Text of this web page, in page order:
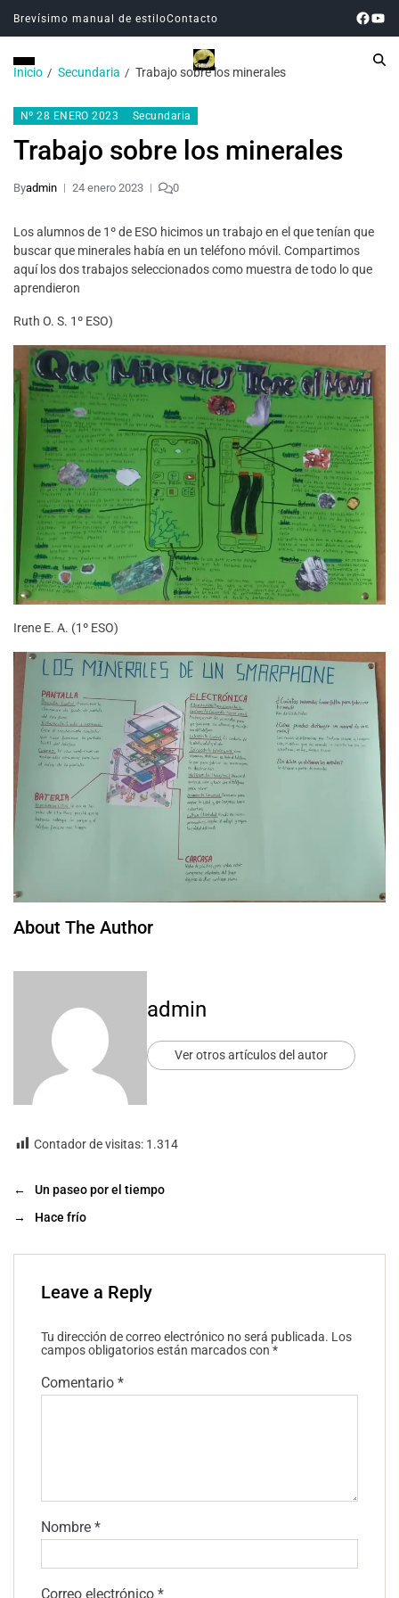
Brevísimo manual de estiloContacto
Inicio Secundaria Trabajo sobre los minerales
Nº 28 ENERO 2023 Secundaria
Trabajo sobre los minerales
Byadmin 24 enero 2023 0
Los alumnos de 1º de ESO hicimos un trabajo en el que tenían que
buscar que minerales había en un teléfono móvil. Compartimos
aquí los dos trabajos seleccionados como muestra de todo lo que
aprendieron
Ruth O. S. 1º ESO)
Irene E. A. (1º ESO)
About The Author
admin
Ver otros artículos del autor
Contador de visitas: 1.314
←
Un paseo por el tiempo
→
Hace frío
Leave a Reply
Tu dirección de correo electrónico no será publicada. Los
campos obligatorios están marcados con *
Comentario *
Nombre *
Correo electrónico *